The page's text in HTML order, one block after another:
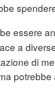
essere
a
di